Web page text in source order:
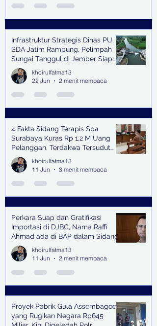
Infrastruktur Strategis Dinas PU
SDA Jatim Rampung, Pelimpah
Sungai Tanggul di Jember Siap
Bangkitkan Swasembada Pangan
dan Pengendali Banjir
khoirulfatma13
22 Jun
2 menit membaca
4 Fakta Sidang Terapis Spa
Surabaya Kuras Rp 1,2 M Uang
Pelanggan, Terdakwa Tersudut
oleh Keterangan Saksi Kunci
khoirulfatma13
11 Jun
3 menit membaca
Perkara Suap dan Gratifikasi
Importasi di DJBC, Nama Raffi
Ahmad ada di BAP dalam Sidang
khoirulfatma13
11 Jun
2 menit membaca
Proyek Pabrik Gula Assembagoes
yang Rugikan Negara Rp645